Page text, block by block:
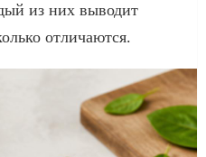
из них выводит
отличаются.